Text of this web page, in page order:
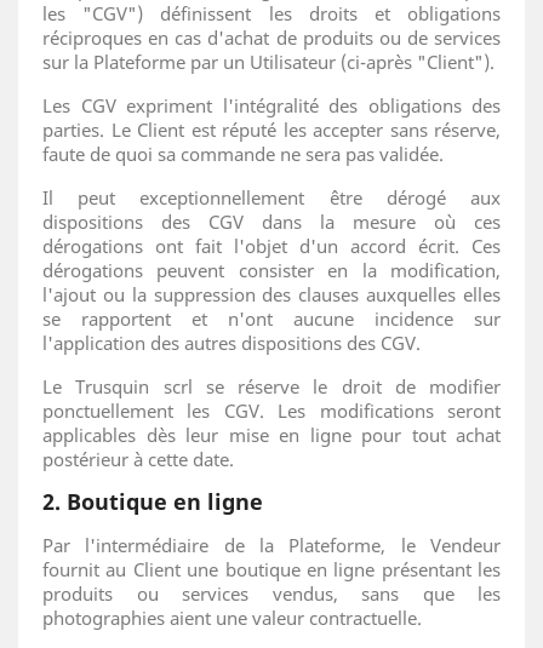
les "CGV") définissent les droits et obligations
réciproques en cas d'achat de produits ou de services
sur la Plateforme par un Utilisateur (ci-après "Client").
Les CGV expriment l'intégralité des obligations des
parties. Le Client est réputé les accepter sans réserve,
faute de quoi sa commande ne sera pas validée.
Il peut exceptionnellement être dérogé aux
dispositions des CGV dans la mesure où ces
dérogations ont fait l'objet d'un accord écrit. Ces
dérogations peuvent consister en la modification,
l'ajout ou la suppression des clauses auxquelles elles
se rapportent et n'ont aucune incidence sur
l'application des autres dispositions des CGV.
Le Trusquin scrl se réserve le droit de modifier
ponctuellement les CGV. Les modifications seront
applicables dès leur mise en ligne pour tout achat
postérieur à cette date.
2. Boutique en ligne
Par l'intermédiaire de la Plateforme, le Vendeur
fournit au Client une boutique en ligne présentant les
produits ou services vendus, sans que les
photographies aient une valeur contractuelle.